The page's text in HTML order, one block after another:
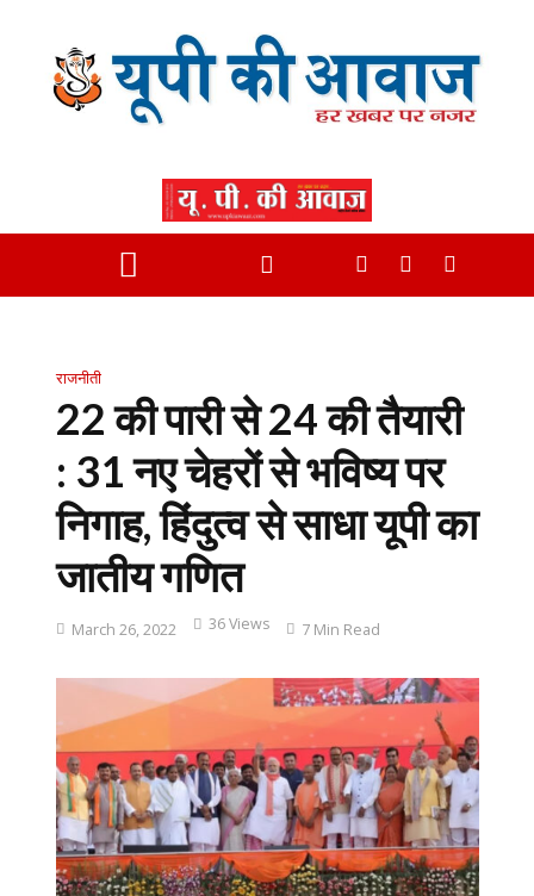
राजनीती
22 की पारी से 24 की तैयारी
: 31 नए चेहरों से भविष्य पर
निगाह, हिंदुत्व से साधा यूपी का
जातीय गणित
March 26, 2022 36 Views 7 Min Read